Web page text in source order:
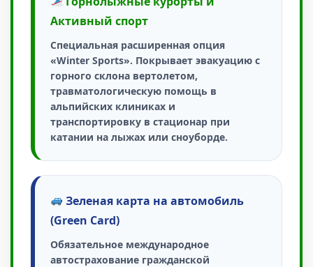
Активный спорт
Специальная расширенная опция
«Winter Sports». Покрывает эвакуацию с
горного склона вертолетом,
травматологическую помощь в
альпийских клиниках и
транспортировку в стационар при
катании на лыжах или сноуборде.
Зеленая карта на автомобиль
(Green Card)
Обязательное международное
автострахование гражданской